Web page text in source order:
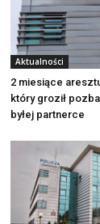
Aktualności
2 miesiące
który groził
byłej partnerce